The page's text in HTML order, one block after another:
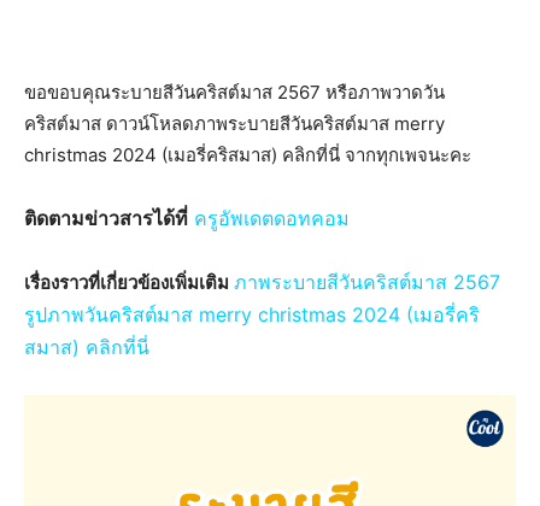
ขอขอบคุณระบายสีวันคริสต์มาส 2567 หรือภาพวาดวัน
คริสต์มาส ดาวน์โหลดภาพระบายสีวันคริสต์มาส merry
christmas 2024 (เมอรี่คริสมาส) คลิกที่นี่ จากทุกเพจนะคะ
ติดตามข่าวสารได้ที่ ครูอัพเดตดอทคอม
เรื่องราวที่เกี่ยวข้องเพิ่มเติม ภาพระบายสีวันคริสต์มาส 2567
รูปภาพวันคริสต์มาส merry christmas 2024 (เมอรี่คริ
สมาส) คลิกที่นี่